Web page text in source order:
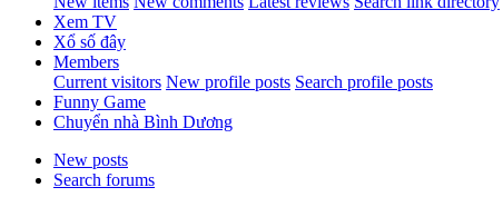
Xem TV
Xổ số đây
Members
Current visitors New profile posts Search profile posts
Funny Game
Chuyển nhà Bình Dương
New posts
Search forums